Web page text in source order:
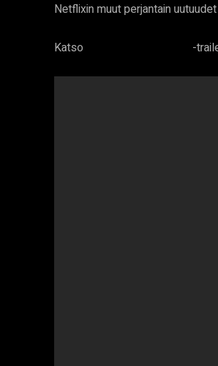
Netflixin muut perjantain
Katso -